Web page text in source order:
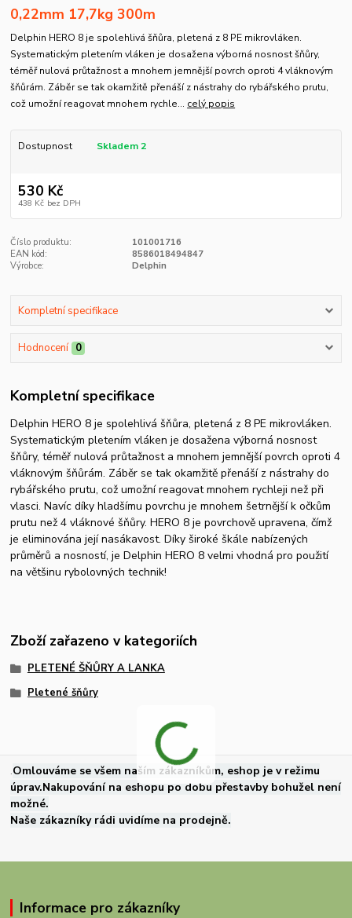
0,22mm 17,7kg 300m
Delphin HERO 8 je spolehlivá šňůra, pletená z 8 PE mikrovláken.
Systematickým pletením vláken je dosažena výborná nosnost šňůry,
téměř nulová průtažnost a mnohem jemnější povrch oproti 4 vláknovým
šňůrám. Záběr se tak okamžitě přenáší z nástrahy do rybářského prutu,
což umožní reagovat mnohem rychle... celý popis
Dostupnost Skladem 2
530 Kč
438 Kč bez DPH
Číslo produktu:
101001716
EAN kód:
8586018494847
Výrobce:
Delphin
Kompletní specifikace
Hodnocení 0
Kompletní specifikace
Delphin HERO 8 je spolehlivá šňůra, pletená z 8 PE mikrovláken.
Systematickým pletením vláken je dosažena výborná nosnost
šňůry, téměř nulová průtažnost a mnohem jemnější povrch oproti 4
vláknovým šňůrám. Záběr se tak okamžitě přenáší z nástrahy do
rybářského prutu, což umožní reagovat mnohem rychleji než při
vlasci. Navíc díky hladšímu povrchu je mnohem šetrnější k očkům
prutu než 4 vláknové šňůry. HERO 8 je povrchově upravena, čímž
je eliminována její nasákavost. Díky široké škále nabízených
průměrů a nosností, je Delphin HERO 8 velmi vhodná pro použití
na většinu rybolovných technik!
Zboží zařazeno v kategoriích
PLETENÉ ŠŇŮRY A LANKA
Pletené šňůry
.Omlouváme se všem naším zákazníkům, eshop je v režimu
úprav.Nakupování na eshopu po dobu přestavby bohužel není
možné.
Naše zákazníky rádi uvidíme na prodejně.
Informace pro zákazníky